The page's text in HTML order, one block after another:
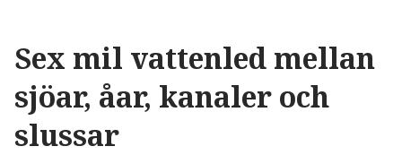
Sex mil vattenled mellan
sjöar, åar, kanaler och
slussar